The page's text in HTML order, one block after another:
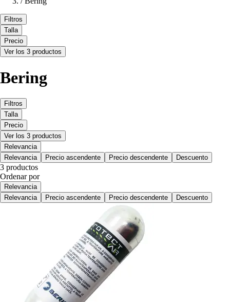
Filtros
Talla
Precio
Ver los 3 productos
Bering
Filtros
Talla
Precio
Ver los 3 productos
Relevancia
Relevancia
Precio ascendente Precio descendente Descuento
3 productos
Ordenar por
Relevancia
Relevancia
Precio ascendente Precio descendente Descuento